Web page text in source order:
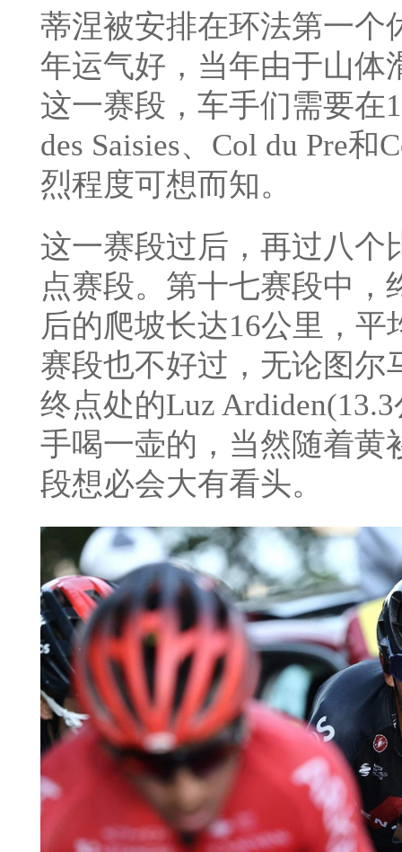
蒂涅被安排在环法第一个
年运气好，当年由于山体
这一赛段，车手们需要在
des Saisies、Col du Pre和
烈程度可想而知。
这一赛段过后，再过八个
点赛段。第十七赛段中，
后的爬坡长达16公里，
赛段也不好过，无论图尔
终点处的Luz
手喝一壶的，当然随着黄
段想必会大有看头。